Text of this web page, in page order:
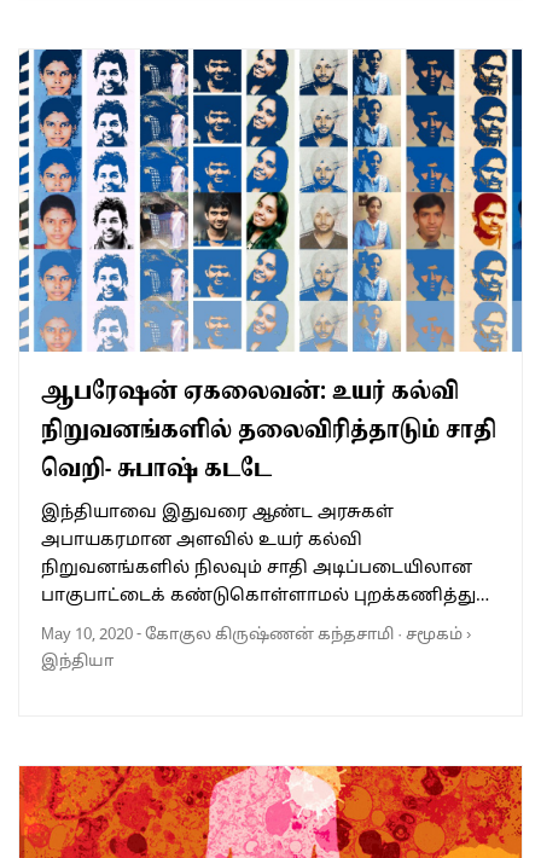
ஆபரேஷன் ஏகலைவன்: உயர் கல்வி
நிறுவனங்களில் தலைவிரித்தாடும் சாதி
வெறி- சுபாஷ் கடடே
இந்தியாவை இதுவரை ஆண்ட அரசுகள்
அபாயகரமான அளவில் உயர் கல்வி
நிறுவனங்களில் நிலவும் சாதி அடிப்படையிலான
பாகுபாட்டைக் கண்டுகொள்ளாமல் புறக்கணித்து…
May 10, 2020-கோகுல கிருஷ்ணன் கந்தசாமி · சமூகம்›
இந்தியா